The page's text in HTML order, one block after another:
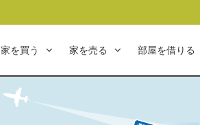
家を買う 家を売る 部屋を借りる